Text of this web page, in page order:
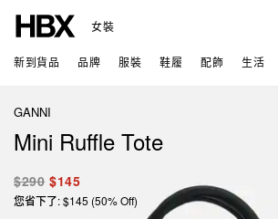
女裝
新到貨品 品牌 服裝 鞋履 配飾 生活
GANNI
Mini Ruffle Tote
$290 $145
您省下了: $145 (50% Off)